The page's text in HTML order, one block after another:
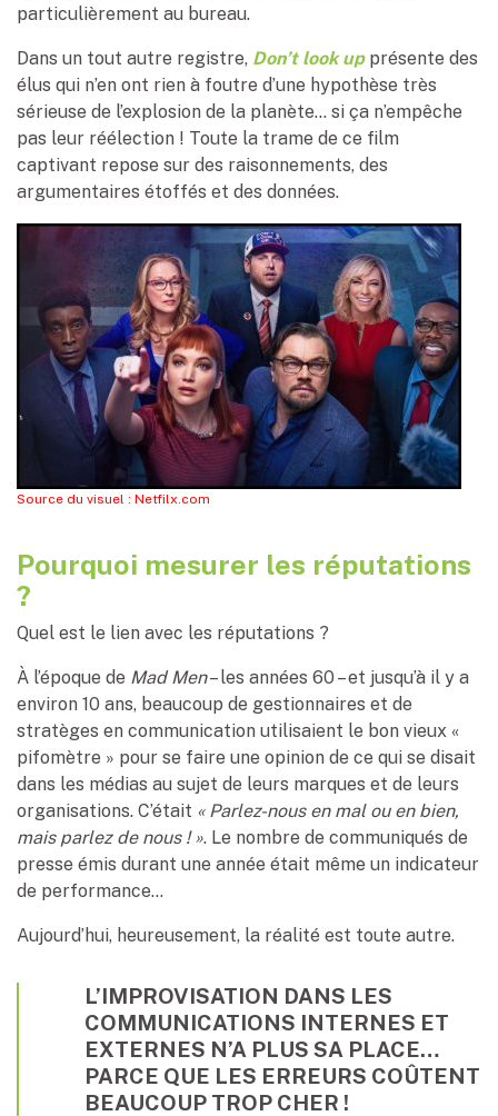
particulièrement au bureau.
Dans un tout autre registre, Don’t look upprésente des
élus qui n’en ont rien à foutre d’une hypothèse très
sérieuse de l’explosion de la planète… si ça n’empêche
pas leur réélection ! Toute la trame de ce film
captivant repose sur des raisonnements, des
argumentaires étoffés et des données.
Source du visuel : Netfilx.com
Pourquoi mesurer les réputations
?
Quel est le lien avec les réputations ?
À l’époque de Mad Men– les années 60 – et jusqu’à il y a
environ 10 ans, beaucoup de gestionnaires et de
stratèges en communication utilisaient le bon vieux «
pifomètre » pour se faire une opinion de ce qui se disait
dans les médias au sujet de leurs marques et de leurs
organisations. C’était « Parlez-nous en mal ou en bien,
mais parlez de nous ! ». Le nombre de communiqués de
presse émis durant une année était même un indicateur
de performance…
Aujourd’hui, heureusement, la réalité est toute autre.
L’IMPROVISATION DANS LES
COMMUNICATIONS INTERNES ET
EXTERNES N’A PLUS SA PLACE…
PARCE QUE LES ERREURS COÛTENT
BEAUCOUP TROP CHER !